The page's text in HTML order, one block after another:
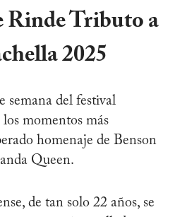
Rinde Tributo a
2025
del festival
los momentos más
homenaje de Benson
Queen.
de tan solo 22 años, se